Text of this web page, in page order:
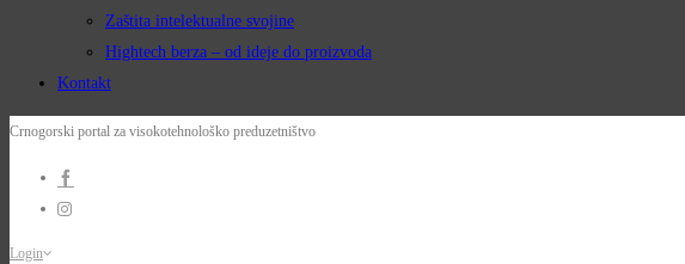
Zaštita intelektualne svojine
Hightech berza – od ideje do proizvoda
Kontakt
Crnogorski portal za visokotehnološko preduzetništvo
Login